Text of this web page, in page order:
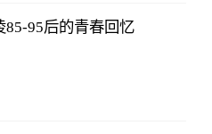
85-95后的青春回忆